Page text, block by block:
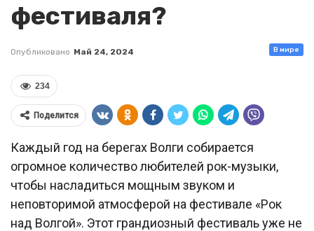
фестиваля?
В мире
Опубликовано Май 24, 2024
234
Поделится
Каждый год на берегах Волги собирается
огромное количество любителей рок-музыки,
чтобы насладиться мощным звуком и
неповторимой атмосферой на фестивале «Рок
над Волгой». Этот грандиозный фестиваль уже не